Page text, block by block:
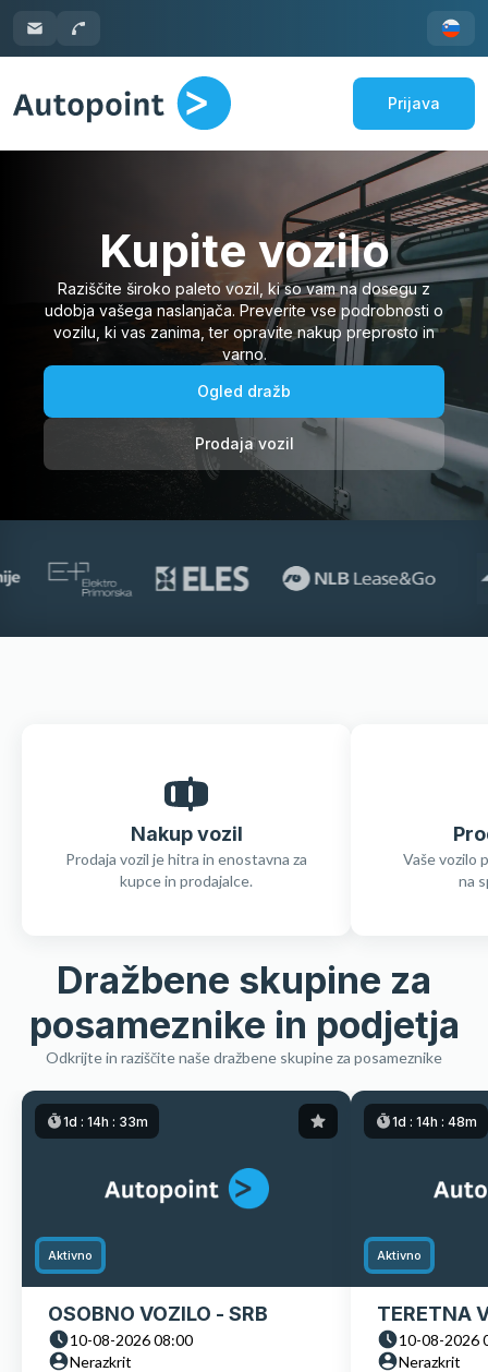
Prijava
Kupite vozilo
Raziščite široko paleto vozil, ki so vam na dosegu z
udobja vašega naslanjača. Preverite vse podrobnosti o
vozilu, ki vas zanima, ter opravite nakup preprosto in
varno.
Ogled dražb
Prodaja vozil
Nakup vozil
Prodaja vozil je hitra in enostavna za
kupce in prodajalce.
Vaše vozilo
na
Dražbene skupine za
posameznike in podjetja
Odkrijte in raziščite naše dražbene skupine za posameznike
1d : 14h : 33m
Aktivno
OSOBNO VOZILO - SRB
10-08-2026 08:00
Nerazkrit
1d : 14h : 48m
Aktivno
TERETNA
10-08-2026
Nerazkrit